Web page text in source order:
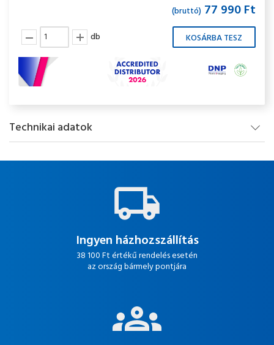
(bruttó) 77 990 Ft
db
Technikai adatok
Ingyen házhozszállítás
38 100 Ft értékű rendelés esetén
az ország bármely pontjára